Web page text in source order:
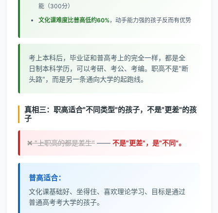
能（300分）
文化课难度比普高低约60%，动手能力强的孩子反而有优势
考上本科后，毕业证和普高考上的完全一样，都是全
日制本科学历，可以考研、考公、考编。职高不是"断
头路"，而是另一条通向大学的起跑线。
真相三：职高适合"不同类型"的孩子，不是"更差"的孩
子
❌ "上职高的都是差生" —— 不是"更差"，是"不同"。
普高适合：
文化课基础好、坐得住、喜欢理论学习、目标是通过
普通高考考大学的孩子。